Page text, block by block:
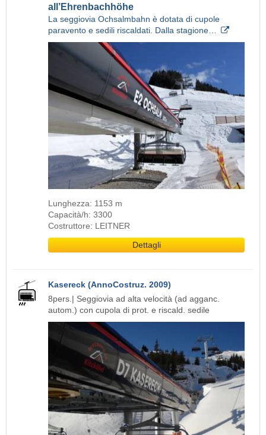
all’Ehrenbachhöhe
La seggiovia Ochsalmbahn è dotata di cupole
paravento e sedili riscaldati. Dalla stagione…
Lunghezza: 1153 m
Capacità/h: 3300
Costruttore: LEITNER
Dettagli
Kasereck (AnnoCostruz. 2009)
8pers.| Seggiovia ad alta velocità (ad agganc.
autom.) con cupola di prot. e riscald. sedile